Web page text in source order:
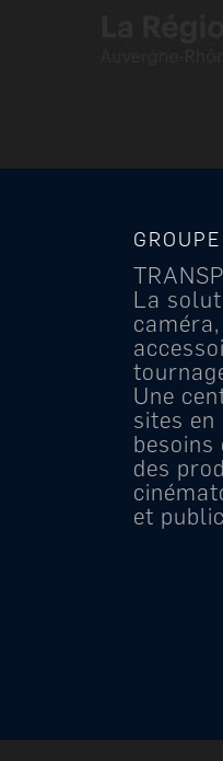
La
Une
sites en
des
et